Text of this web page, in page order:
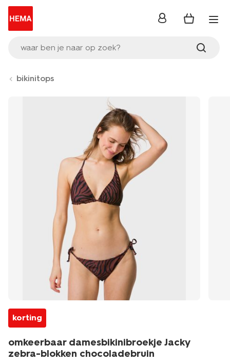
waar ben je naar op zoek?
inloggen
bikinitops
korting
omkeerbaar damesbikinibroekje Jacky
zebra-blokken chocoladebruin